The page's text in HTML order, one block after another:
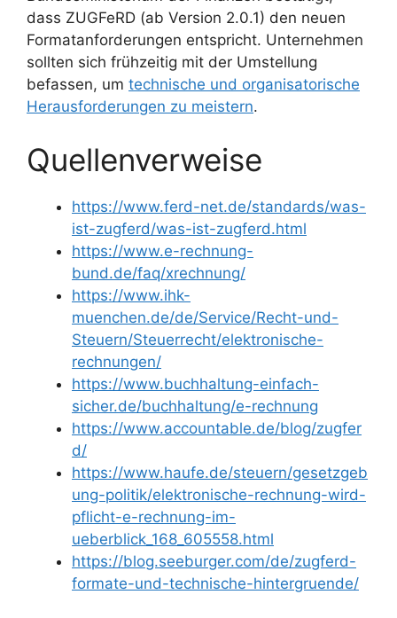
dass ZUGFeRD (ab Version 2.0.1) den neuen
Formatanforderungen entspricht. Unternehmen
sollten sich frühzeitig mit der Umstellung
befassen, um technische und organisatorische
Herausforderungen zu meistern.
Quellenverweise
https://www.ferd-net.de/standards/was-
ist-zugferd/was-ist-zugferd.html
https://www.e-rechnung-
bund.de/faq/xrechnung/
https://www.ihk-
muenchen.de/de/Service/Recht-und-
Steuern/Steuerrecht/elektronische-
rechnungen/
https://www.buchhaltung-einfach-
sicher.de/buchhaltung/e-rechnung
https://www.accountable.de/blog/zugfer
d/
https://www.haufe.de/steuern/gesetzgeb
ung-politik/elektronische-rechnung-wird-
pflicht-e-rechnung-im-
ueberblick_168_605558.html
https://blog.seeburger.com/de/zugferd-
formate-und-technische-hintergruende/